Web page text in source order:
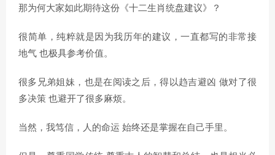
那为何大家如此期待这份《十二生肖统盘建议》？
很简单，纯粹就是因为我历年的建议，一直都写的非常接
地气 也极具参考价值。
很多兄弟姐妹，也是在阅读之后，得以趋吉避凶 做对了很
多决策 也避开了很多麻烦。
当然，我笃信，人的命运 始终还是掌握在自己手里。